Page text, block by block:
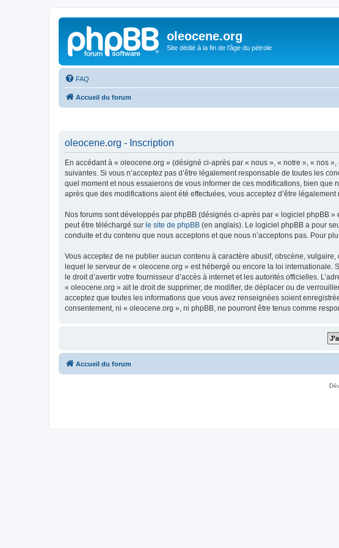
oleocene.org
Site dédié à la fin de l'âge du pétrole
FAQ
Accueil du forum
oleocene.org - Inscription
En accédant à « oleocene.org » (désigné ci-après par « nous », « notre », « nos
suivantes. Si vous n’acceptez pas d’être légalement responsable de toutes les
quel moment et nous essaierons de vous informer de ces modifications, bien
après que des modifications aient été effectuées, vous acceptez d’être
Nos forums sont développés par phpBB (désignés ci-après par « logiciel phpBB
peut être téléchargé sur le site de phpBB (en anglais). Le logiciel phpBB a pour
conduite et du contenu que nous acceptons et que nous n’acceptons pas. Pour
Vous acceptez de ne publier aucun contenu à caractère abusif, obscène,
lequel le serveur de « oleocene.org » est hébergé ou encore la loi
le droit d’avertir votre fournisseur d’accès à internet et les autorités officielles.
« oleocene.org » ait le droit de supprimer, de modifier, de déplacer ou de
acceptez que toutes les informations que vous avez renseignées soient
consentement, ni « oleocene.org », ni phpBB, ne pourront être tenus comme
Accueil du forum